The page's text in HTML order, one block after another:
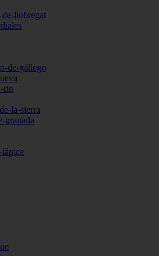
llobregat
de-gállego
río
la-sierra
granada
lápice